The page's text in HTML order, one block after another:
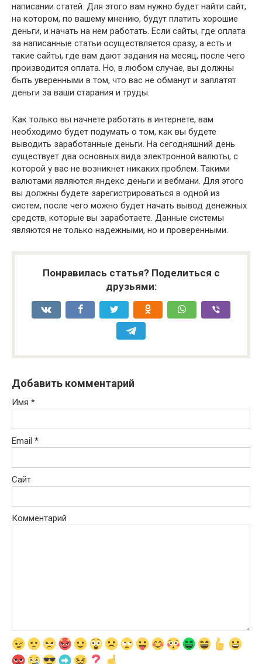
написании статей. Для этого вам нужно будет найти сайт,
на котором, по вашему мнению, будут платить хорошие
деньги, и начать на нем работать. Если сайты, где оплата
за написанные статьи осуществляется сразу, а есть и
такие сайты, где вам дают задания на месяц, после чего
производится оплата. Но, в любом случае, вы должны
быть уверенными в том, что вас не обманут и заплатят
деньги за ваши старания и труды.
Как только вы начнете работать в интернете, вам
необходимо будет подумать о том, как вы будете
выводить заработанные деньги. На сегодняшний день
существует два основных вида электронной валюты, с
которой у вас не возникнет никаких проблем. Такими
валютами являются яндекс деньги и вебмани. Для этого
вы должны будете зарегистрироваться в одной из
систем, после чего можно будет начать вывод денежных
средств, которые вы заработаете. Данные системы
являются не только надежными, но и проверенными.
Понравилась статья? Поделиться с
друзьями:
Добавить комментарий
Имя *
Email *
Сайт
Комментарий